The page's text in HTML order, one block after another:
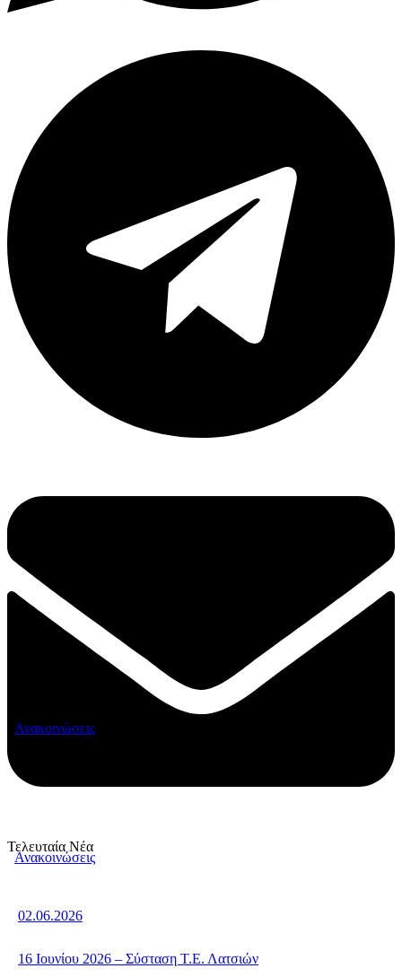
Τελευταία Νέα
Ανακοινώσεις
02.06.2026
16 Ιουνίου 2026 – Σύσταση Τ.Ε. Λατσιών
Ανακοινώσεις